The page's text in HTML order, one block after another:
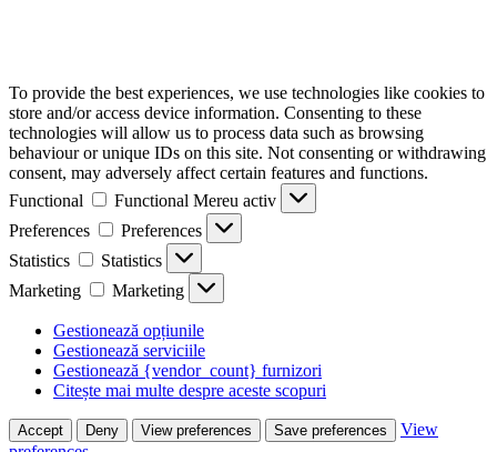
To provide the best experiences, we use technologies like cookies to
store and/or access device information. Consenting to these
technologies will allow us to process data such as browsing
behaviour or unique IDs on this site. Not consenting or withdrawing
consent, may adversely affect certain features and functions.
Functional
Functional Mereu activ
Preferences
Preferences
Statistics
Statistics
Marketing
Marketing
Gestionează opțiunile
Gestionează serviciile
Gestionează {vendor_count} furnizori
Citește mai multe despre aceste scopuri
Accept Deny View preferences Save preferences
View